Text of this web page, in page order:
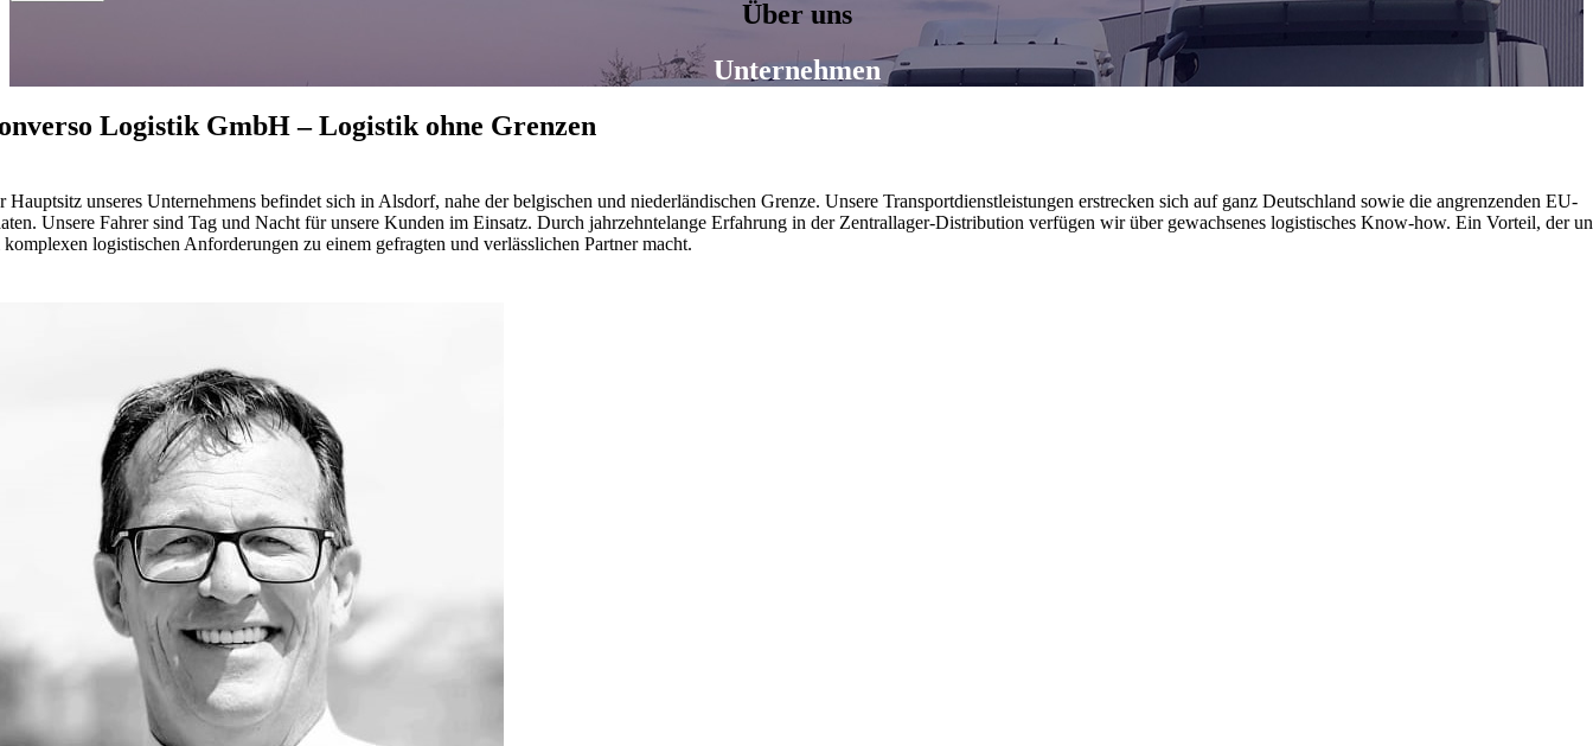
Über uns
Unternehmen
Logistik GmbH – Logistik ohne Grenzen
Hauptsitz unseres Unternehmens befindet sich in Alsdorf, nahe der belgischen und niederländischen Grenze. Unsere Transportdienstleistungen erstrecken sich auf ganz Deutschland sowie die angrenzenden EU-
Unsere Fahrer sind Tag und Nacht für unsere Kunden im Einsatz. Durch jahrzehntelange Erfahrung in der Zentrallager-Distribution verfügen wir über gewachsenes logistisches Know-how. Ein Vorteil, der
komplexen logistischen Anforderungen zu einem gefragten und verlässlichen Partner macht.